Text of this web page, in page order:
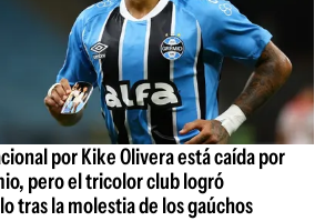
por Kike Olivera está caída por
pero el tricolor club logró
tras la molestia de los gaúchos